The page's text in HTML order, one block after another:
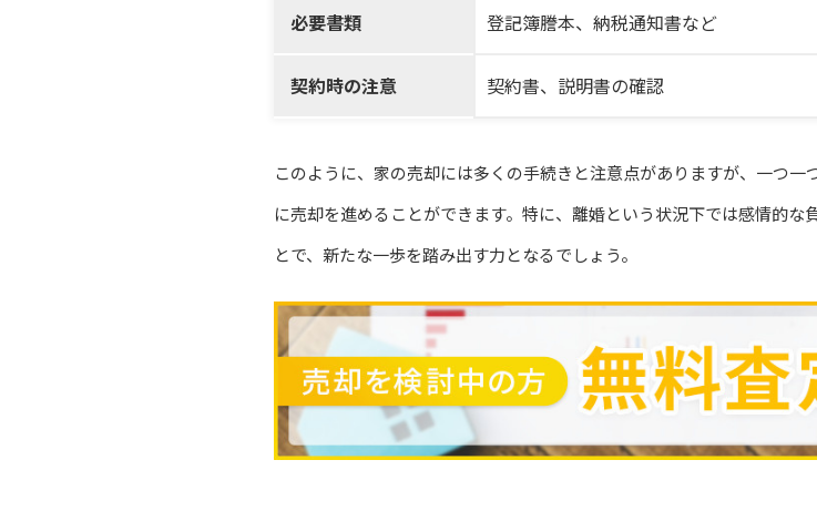
必要書類 登記簿謄本、納税通知書など
契約時の注意 契約書、説明書の確認
このように、家の売却には多くの手続きと注意点がありますが、一つ
に売却を進めることができます。特に、離婚という状況下では感情的
とで、新たな一歩を踏み出す力となるでしょう。